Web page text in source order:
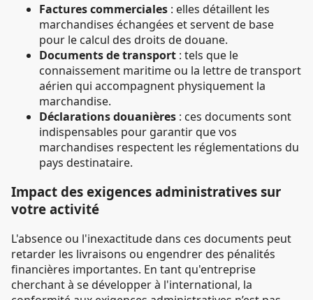
Factures commerciales : elles détaillent les
marchandises échangées et servent de base
pour le calcul des droits de douane.
Documents de transport : tels que le
connaissement maritime ou la lettre de transport
aérien qui accompagnent physiquement la
marchandise.
Déclarations douanières : ces documents sont
indispensables pour garantir que vos
marchandises respectent les réglementations du
pays destinataire.
Impact des exigences administratives sur
votre activité
L'absence ou l'inexactitude dans ces documents peut
retarder les livraisons ou engendrer des pénalités
financières importantes. En tant qu'entreprise
cherchant à se développer à l'international, la